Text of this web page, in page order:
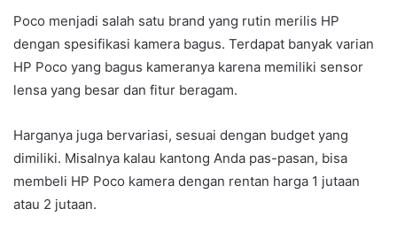
Poco menjadi salah satu brand yang rutin merilis HP
dengan spesifikasi kamera bagus. Terdapat banyak varian
HP Poco yang bagus kameranya karena memiliki sensor
lensa yang besar dan fitur beragam.
Harganya juga bervariasi, sesuai dengan budget yang
dimiliki. Misalnya kalau kantong Anda pas-pasan, bisa
membeli HP Poco kamera dengan rentan harga 1 jutaan
atau 2 jutaan.